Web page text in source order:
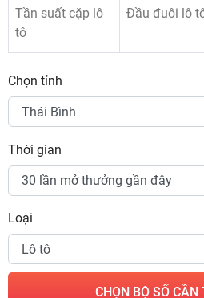
Tần suất cặp lô
tô
Đầu đuôi lô
Chọn tỉnh
Thời gian
Loại
CHỌN BỘ SỐ CẦN